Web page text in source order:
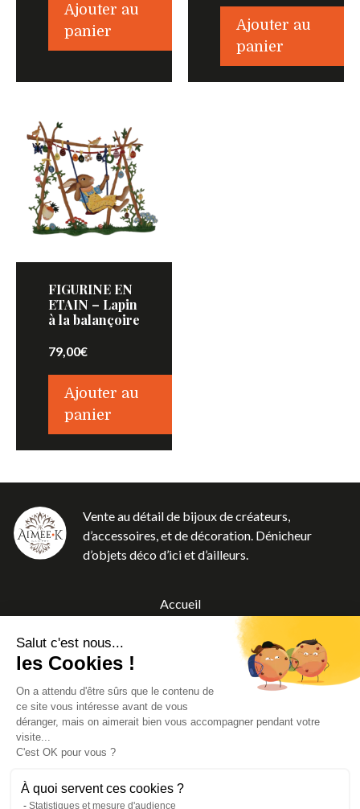
Ajouter au
panier
Ajouter au
panier
FIGURINE EN
ETAIN – Lapin
à la balançoire
79,00€
Ajouter au
panier
Vente au détail de bijoux de créateurs,
d’accessoires, et de décoration. Dénicheur
d’objets déco d’ici et d’ailleurs.
Accueil
Contact
CGV
Salut c'est nous...
les Cookies !
On a attendu d'être sûrs que le contenu de
ce site vous intéresse avant de vous
déranger, mais on aimerait bien vous accompagner pendant votre
visite...
C'est OK pour vous ?
À quoi servent ces cookies ?
Statistiques et mesure d'audience